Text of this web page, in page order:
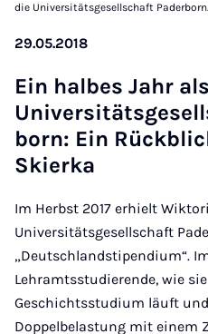
die Universitätsgesellschaft Paderborn.
29.05.2018
Ein hal­bes Jahr
born: Ein
Ski­erka
Im Herbst 2017 erhielt
Universitätsgesellschaft
„Deutschlandstipendium“.
Lehramtsstudierende, wie
Geschichtsstudium läuft
Doppelbelastung mit einem